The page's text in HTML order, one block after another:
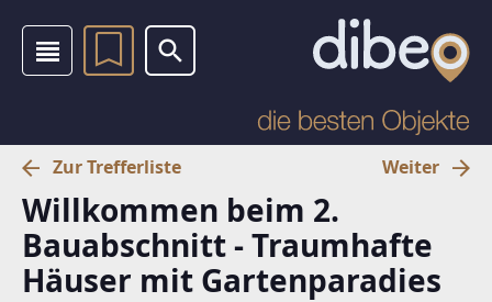
Zur Trefferliste Weiter
Willkommen beim 2.
Bauabschnitt - Traumhafte
Häuser mit Gartenparadies